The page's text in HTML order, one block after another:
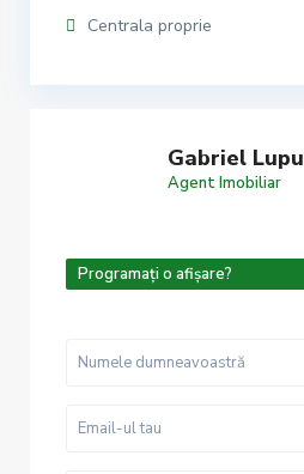
Centrala proprie
Gabriel Lupu
Agent Imobiliar
Programați o afișare?